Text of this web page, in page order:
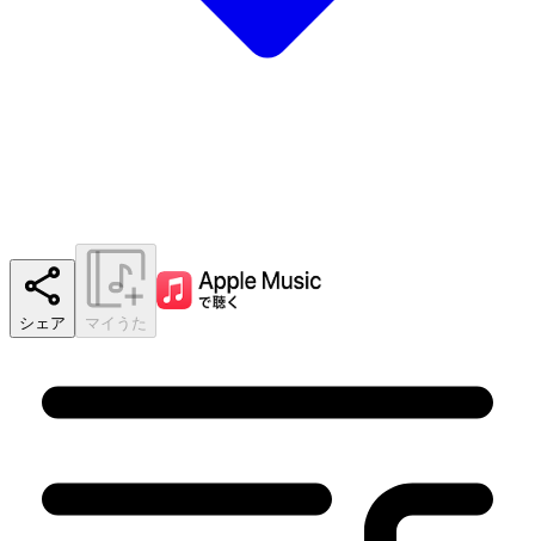
シェア マイうた